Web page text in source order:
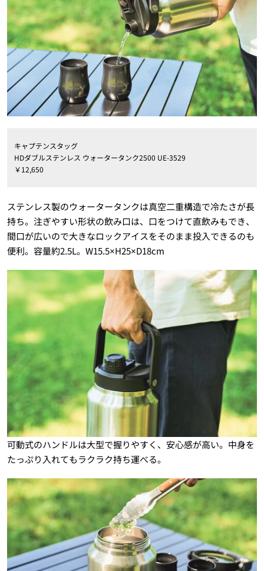
キャプテンスタッグ
HDダブルステンレス ウォータータンク2500 UE-3529
￥12,650
ステンレス製のウォータータンクは真空二重構造で冷たさが長
持ち。注ぎやすい形状の飲み口は、口をつけて直飲みもでき、
間口が広いので大きなロックアイスをそのまま投入できるのも
便利。容量約2.5L。W15.5×H25×D18cm
可動式のハンドルは大型で握りやすく、安心感が高い。中身を
たっぷり入れてもラクラク持ち運べる。